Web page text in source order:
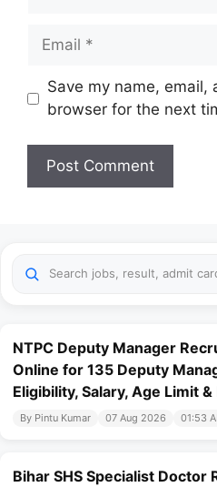
Email
Website
Save my name, email,
browser for the next
NTPC Deputy Manager
Online for 135 Deputy
Eligibility, Salary, Age Limit &
By Pintu Kumar 07 Aug 2026 01:53
Bihar SHS Specialist